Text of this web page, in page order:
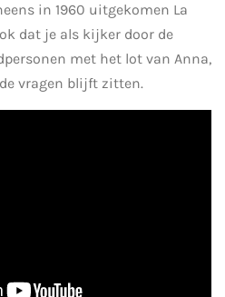
in 1960 uitgekomen La
dat je als kijker door de
met het lot van Anna,
vragen blijft zitten.